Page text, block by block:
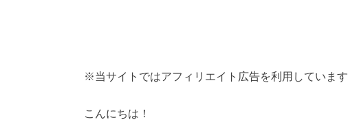
※当サイトではアフィリエイト広告を利用しています
こんにちは！